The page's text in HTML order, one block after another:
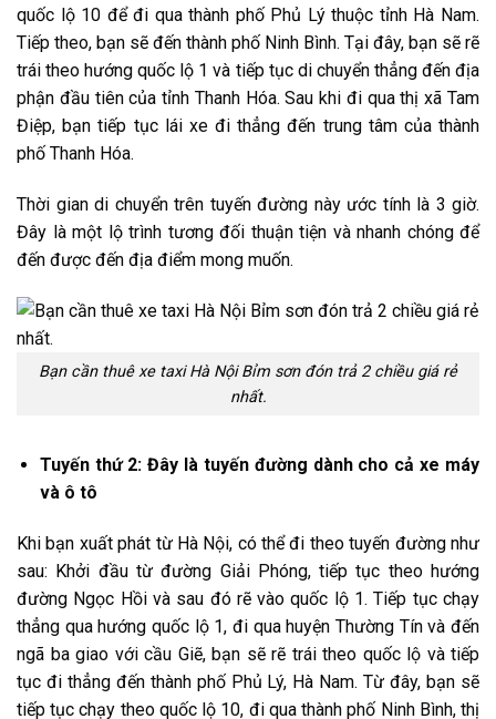
quốc lộ 10 để đi qua thành phố Phủ Lý thuộc tỉnh Hà Nam.
Tiếp theo, bạn sẽ đến thành phố Ninh Bình. Tại đây, bạn sẽ rẽ
trái theo hướng quốc lộ 1 và tiếp tục di chuyển thẳng đến địa
phận đầu tiên của tỉnh Thanh Hóa. Sau khi đi qua thị xã Tam
Điệp, bạn tiếp tục lái xe đi thẳng đến trung tâm của thành
phố Thanh Hóa.
Thời gian di chuyển trên tuyến đường này ước tính là 3 giờ.
Đây là một lộ trình tương đối thuận tiện và nhanh chóng để
đến được đến địa điểm mong muốn.
Bạn cần thuê xe taxi Hà Nội Bỉm sơn đón trả 2 chiều giá rẻ
nhất.
Tuyến thứ 2: Đây là tuyến đường dành cho cả xe máy
và ô tô
Khi bạn xuất phát từ Hà Nội, có thể đi theo tuyến đường như
sau: Khởi đầu từ đường Giải Phóng, tiếp tục theo hướng
đường Ngọc Hồi và sau đó rẽ vào quốc lộ 1. Tiếp tục chạy
thẳng qua hướng quốc lộ 1, đi qua huyện Thường Tín và đến
ngã ba giao với cầu Giẽ, bạn sẽ rẽ trái theo quốc lộ và tiếp
tục đi thẳng đến thành phố Phủ Lý, Hà Nam. Từ đây, bạn sẽ
tiếp tục chạy theo quốc lộ 10, đi qua thành phố Ninh Bình, thị